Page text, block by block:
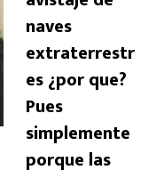
naves
extraterrestr
es ¿por que?
Pues
simplemente
porque las